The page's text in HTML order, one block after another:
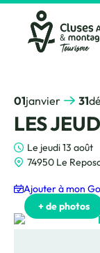
01janvier 31
LES
Le jeudi 13 août
74950 Le
Ajouter à mon
+ de photos